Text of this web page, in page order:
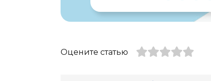
Оцените статью